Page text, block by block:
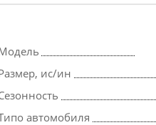
ис/ин
автомобиля